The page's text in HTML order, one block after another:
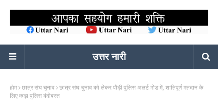
उत्तर नारी
होम छात्र संघ चुनाव छात्र संघ चुनाव को लेकर पौड़ी पुलिस अलर्ट मोड में, शांतिपूर्ण मतदान के
लिए कड़ा पुलिस बंदोबस्त